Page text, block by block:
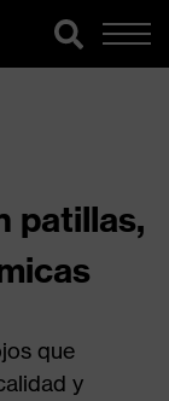
patillas,
que
y